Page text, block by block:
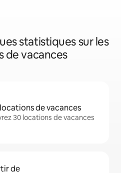
statistiques sur les
de vacances
de vacances
30 locations de vacances
de